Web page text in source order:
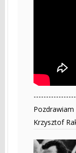
Pozdrawiam
Krzysztof